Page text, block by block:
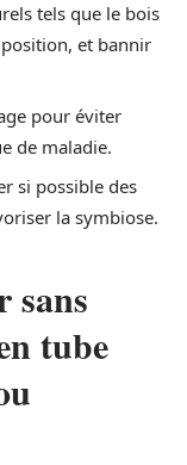
tels que le bois
et bannir
pour éviter
de maladie.
si possible des
la symbiose.
sans
tube